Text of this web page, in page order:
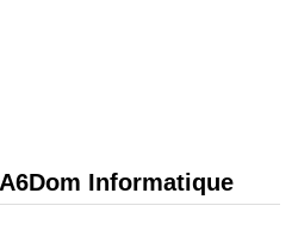
Informatique